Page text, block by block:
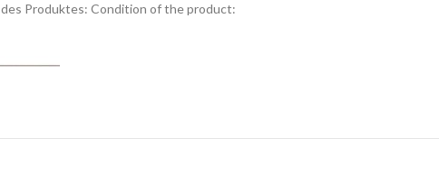
Produktes: Condition of the product: